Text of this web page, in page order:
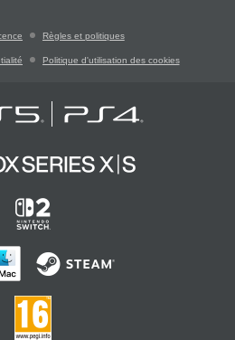
Règles et politiques
Politique d'utilisation des cookies